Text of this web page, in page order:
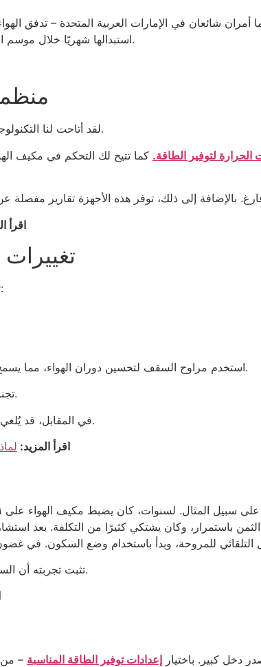
أمران شائعان في الإمارات العربية المتحدة – تدفق
استبدالها شهريًا خلال موسم الذروة إلى تحسين الكفاءة بنسبة تصل إلى 15%، وفقًا لخبراء الطاقة.
لقد أتاحت لنا التكنولوجيا منظمات حرارة ذكية تتعرف على عاداتك وتضبط الإعدادات تلقائيًا.
لتوفير الطاقة. كما تتيح لك التحكم في مكيف
اقرأ
تعمل إعدادات توفير الطاقة بشكل أفضل عند دمجها مع عادات ذكية:
استخدم مراوح السقف لتحسين دوران الهواء، مما يسمح لك برفع درجة حرارة مكيف الهواء درجة أو درجتين دون أي إزعاج.
تجنب الأجهزة المُولّدة للحرارة مثل الأفران خلال الساعات الأكثر حرارة.
في المقابل، قد يُلغي تجاهل هذه التغييرات الصغيرة فوائد إعدادات مكيف الهواء الصحيحة.
اقرأ المزيد:
تثبت تجربته أن السر ليس في إيقاف تشغيل مكيف الهواء، بل في تعلم استخدامه بذكاء.
دخل كبير. باختيار إعدادات توفير الطاقة المناسبة – من